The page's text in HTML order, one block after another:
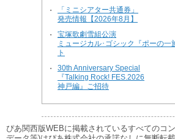
・
「ミニシアター共通券」
発売情報【2026年8月】
・
宝塚歌劇雪組公演
ミュージカル･ゴシック『ポーの一
ト
・
30th Anniversary Special
『Talking Rock! FES.2026
神戸編』ご招待
ぴあ関西版WEBに掲載されているすべてのコ